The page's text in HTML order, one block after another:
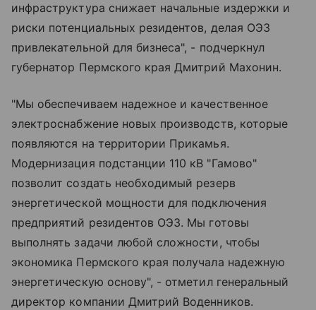
инфраструктура снижает начальные издержки и
риски потенциальных резидентов, делая ОЭЗ
привлекательной для бизнеса", - подчеркнул
губернатор Пермского края Дмитрий Махонин.
"Мы обеспечиваем надежное и качественное
электроснабжение новых производств, которые
появляются на территории Прикамья.
Модернизация подстанции 110 кВ "Гамово"
позволит создать необходимый резерв
энергетической мощности для подключения
предприятий резидентов ОЭЗ. Мы готовы
выполнять задачи любой сложности, чтобы
экономика Пермского края получала надежную
энергетическую основу", - отметил генеральный
директор компании Дмитрий Воденников.